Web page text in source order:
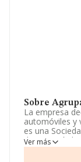
Sobre
La empresa
automóviles y
es una
de
compañía no
Ver más